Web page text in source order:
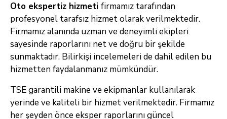
Oto ekspertiz hizmeti firmamız tarafından
profesyonel tarafsız hizmet olarak verilmektedir.
Firmamız alanında uzman ve deneyimli ekipleri
sayesinde raporlarını net ve doğru bir şekilde
sunmaktadır. Bilirkişi incelemeleri de dahil edilen bu
hizmetten faydalanmanız mümkündür.
TSE garantili makine ve ekipmanlar kullanılarak
yerinde ve kaliteli bir hizmet verilmektedir. Firmamız
her şeyden önce eksper raporlarını güncel